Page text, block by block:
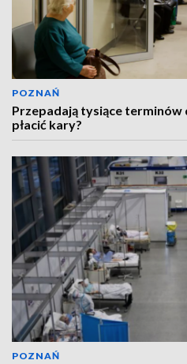
POZNAŃ
Przepadają tysiące terminów
płacić kary?
POZNAŃ